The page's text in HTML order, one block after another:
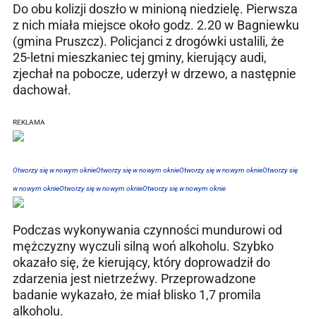
Do obu kolizji doszło w minioną niedzielę. Pierwsza
z nich miała miejsce około godz. 2.20 w Bagniewku
(gmina Pruszcz). Policjanci z drogówki ustalili, że
25-letni mieszkaniec tej gminy, kierujący audi,
zjechał na pobocze, uderzył w drzewo, a następnie
dachował.
REKLAMA
Otworzy się w nowym oknieOtworzy się w nowym oknieOtworzy się w nowym oknieOtworzy się
w nowym oknieOtworzy się w nowym oknieOtworzy się w nowym oknie
Podczas wykonywania czynności mundurowi od
mężczyzny wyczuli silną woń alkoholu. Szybko
okazało się, że kierujący, który doprowadził do
zdarzenia jest nietrzeźwy. Przeprowadzone
badanie wykazało, że miał blisko 1,7 promila
alkoholu.